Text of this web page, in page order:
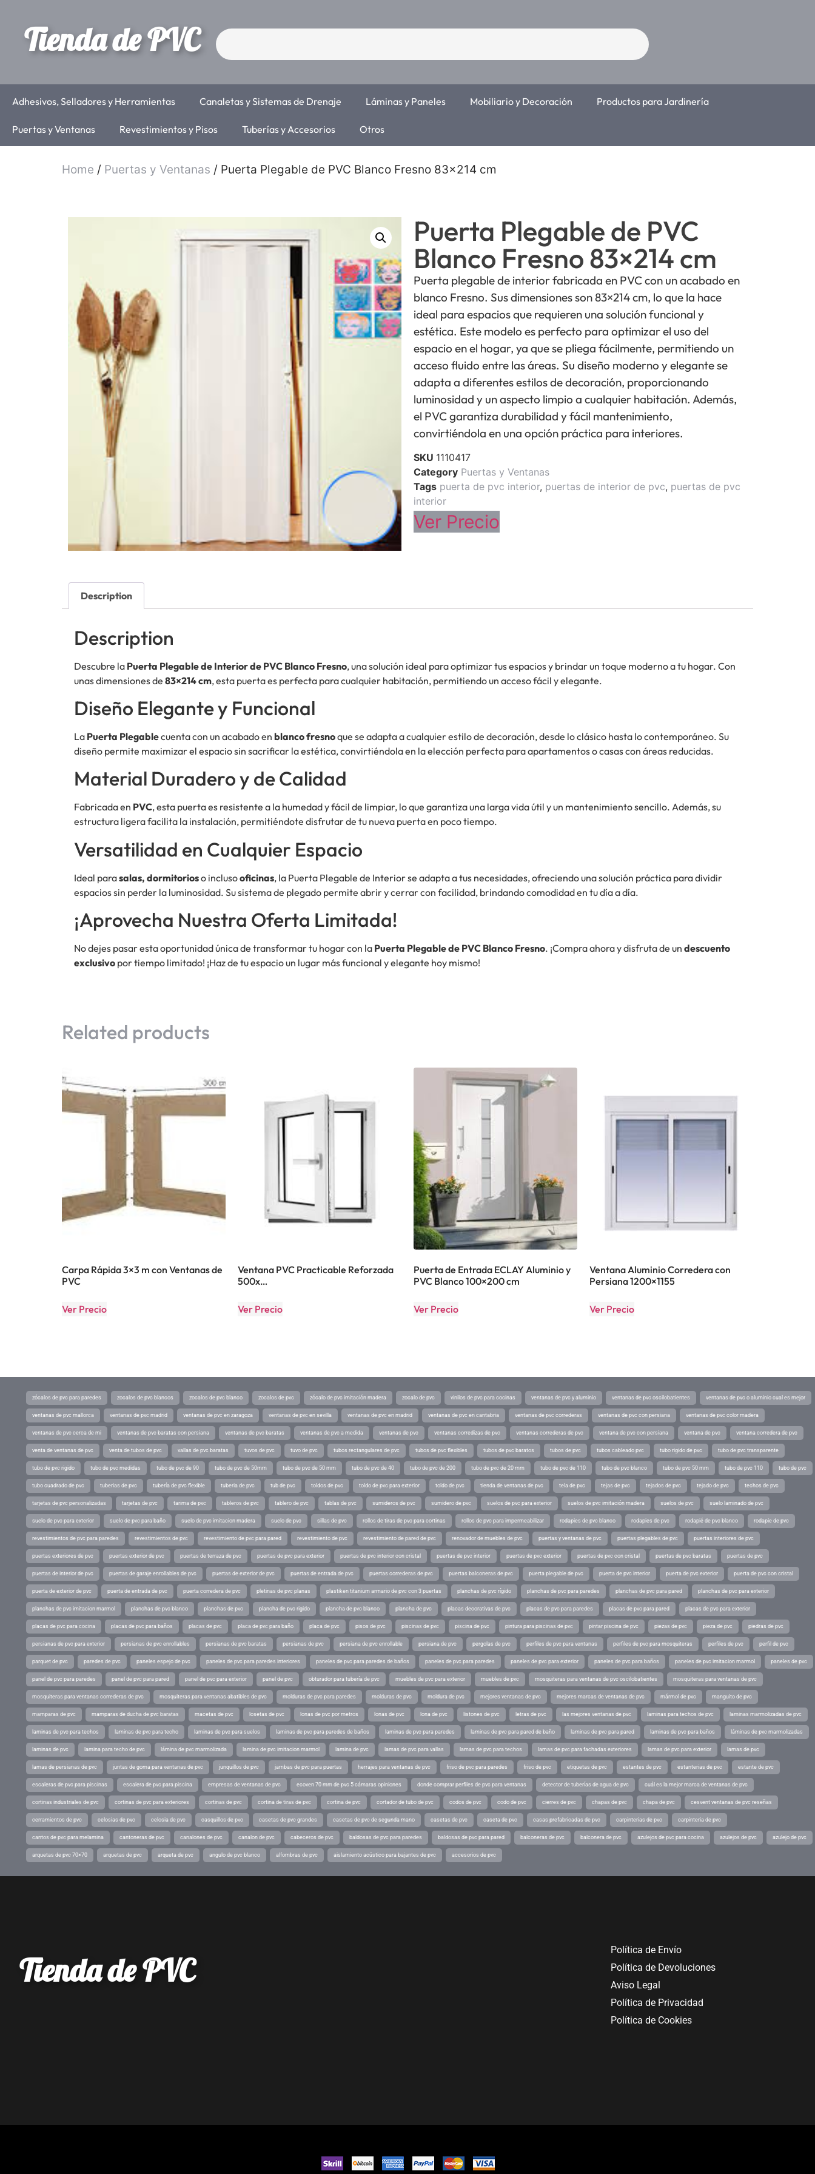
Tienda de PVC
Adhesivos, Selladores y Herramientas Canaletas y Sistemas de Drenaje Láminas y Paneles Mobiliario y Decoración Productos para Jardinería
Puertas y Ventanas Revestimientos y Pisos Tuberías y Accesorios Otros
Home / Puertas y Ventanas / Puerta Plegable de PVC Blanco Fresno 83×214 cm
Puerta Plegable de PVC
Blanco Fresno 83×214 cm
Puerta plegable de interior fabricada en PVC con un acabado en
blanco Fresno. Sus dimensiones son 83×214 cm, lo que la hace
ideal para espacios que requieren una solución funcional y
estética. Este modelo es perfecto para optimizar el uso del
espacio en el hogar, ya que se pliega fácilmente, permitiendo un
acceso fluido entre las áreas. Su diseño moderno y elegante se
adapta a diferentes estilos de decoración, proporcionando
luminosidad y un aspecto limpio a cualquier habitación. Además,
el PVC garantiza durabilidad y fácil mantenimiento,
convirtiéndola en una opción práctica para interiores.
SKU 1110417
Category Puertas y Ventanas
Tags puerta de pvc interior, puertas de interior de pvc, puertas de pvc
interior
Ver Precio
Description
Description
Descubre la Puerta Plegable de Interior de PVC Blanco Fresno, una solución ideal para optimizar tus espacios y brindar un toque moderno a tu hogar. Con
unas dimensiones de 83×214 cm, esta puerta es perfecta para cualquier habitación, permitiendo un acceso fácil y elegante.
Diseño Elegante y Funcional
La Puerta Plegablecuenta con un acabado en blanco fresnoque se adapta a cualquier estilo de decoración, desde lo clásico hasta lo contemporáneo. Su
diseño permite maximizar el espacio sin sacrificar la estética, convirtiéndola en la elección perfecta para apartamentos o casas con áreas reducidas.
Material Duradero y de Calidad
Fabricada en PVC, esta puerta es resistente a la humedad y fácil de limpiar, lo que garantiza una larga vida útil y un mantenimiento sencillo. Además, su
estructura ligera facilita la instalación, permitiéndote disfrutar de tu nueva puerta en poco tiempo.
Versatilidad en Cualquier Espacio
Ideal parasalas, dormitorioso inclusooficinas, la Puerta Plegable de Interior se adapta a tus necesidades, ofreciendo una solución práctica para dividir
espacios sin perder la luminosidad. Su sistema de plegado permite abrir y cerrar con facilidad, brindando comodidad en tu día a día.
¡Aprovecha Nuestra Oferta Limitada!
No dejes pasar esta oportunidad única de transformar tu hogar con la Puerta Plegable de PVC Blanco Fresno. ¡Compra ahora y disfruta de un descuento
exclusivo por tiempo limitado! ¡Haz de tu espacio un lugar más funcional y elegante hoy mismo!
Related products
Carpa Rápida 3×3 m con Ventanas de
PVC
Ver Precio
Ventana PVC Practicable Reforzada
500x…
Ver Precio
Puerta de Entrada ECLAY Aluminio y
PVC Blanco 100×200 cm
Ver Precio
Ventana Aluminio Corredera con
Persiana 1200×1155
Ver Precio
zócalos de pvc para paredes zocalos de pvc blancos zocalos de pvc blanco zocalos de pvc zócalo de pvc imitación madera zocalo de pvc vinilos de pvc para cocinas ventanas de pvc y aluminio ventanas de pvc oscilobatientes ventanas de pvc o aluminio cual es mejor
ventanas de pvc mallorca ventanas de pvc madrid ventanas de pvc en zaragoza ventanas de pvc en sevilla ventanas de pvc en madrid ventanas de pvc en cantabria ventanas de pvc correderas ventanas de pvc con persiana ventanas de pvc color madera
ventanas de pvc cerca de mi ventanas de pvc baratas con persiana ventanas de pvc baratas ventanas de pvc a medida ventanas de pvc ventanas corredizas de pvc ventanas correderas de pvc ventana de pvc con persiana ventana de pvc ventana corredera de pvc
venta de ventanas de pvc venta de tubos de pvc vallas de pvc baratas tuvos de pvc tuvo de pvc tubos rectangulares de pvc tubos de pvc flexibles tubos de pvc baratos tubos de pvc tubos cableado pvc tubo rigido de pvc tubo de pvc transparente
tubo de pvc rigido tubo de pvc medidas tubo de pvc de 90 tubo de pvc de 50mm tubo de pvc de 50 mm tubo de pvc de 40 tubo de pvc de 200 tubo de pvc de 20 mm tubo de pvc de 110 tubo de pvc blanco tubo de pvc 50 mm tubo de pvc 110 tubo de pvc
tubo cuadrado de pvc tuberias de pvc tubería de pvc flexible tuberia de pvc tub de pvc toldos de pvc toldo de pvc para exterior toldo de pvc tienda de ventanas de pvc tela de pvc tejas de pvc tejados de pvc tejado de pvc techos de pvc
tarjetas de pvc personalizadas tarjetas de pvc tarima de pvc tableros de pvc tablero de pvc tablas de pvc sumideros de pvc sumidero de pvc suelos de pvc para exterior suelos de pvc imitación madera suelos de pvc suelo laminado de pvc
suelo de pvc para exterior suelo de pvc para baño suelo de pvc imitacion madera suelo de pvc sillas de pvc rollos de tiras de pvc para cortinas rollos de pvc para impermeabilizar rodapies de pvc blanco rodapies de pvc rodapié de pvc blanco rodapie de pvc
revestimientos de pvc para paredes revestimientos de pvc revestimiento de pvc para pared revestimiento de pvc revestimiento de pared de pvc renovador de muebles de pvc puertas y ventanas de pvc puertas plegables de pvc puertas interiores de pvc
puertas exteriores de pvc puertas exterior de pvc puertas de terraza de pvc puertas de pvc para exterior puertas de pvc interior con cristal puertas de pvc interior puertas de pvc exterior puertas de pvc con cristal puertas de pvc baratas puertas de pvc
puertas de interior de pvc puertas de garaje enrollables de pvc puertas de exterior de pvc puertas de entrada de pvc puertas correderas de pvc puertas balconeras de pvc puerta plegable de pvc puerta de pvc interior puerta de pvc exterior puerta de pvc con cristal
puerta de exterior de pvc puerta de entrada de pvc puerta corredera de pvc pletinas de pvc planas plastiken titanium armario de pvc con 3 puertas planchas de pvc rígido planchas de pvc para paredes planchas de pvc para pared planchas de pvc para exterior
planchas de pvc imitacion marmol planchas de pvc blanco planchas de pvc plancha de pvc rigido plancha de pvc blanco plancha de pvc placas decorativas de pvc placas de pvc para paredes placas de pvc para pared placas de pvc para exterior
placas de pvc para cocina placas de pvc para baños placas de pvc placa de pvc para baño placa de pvc pisos de pvc piscinas de pvc piscina de pvc pintura para piscinas de pvc pintar piscina de pvc piezas de pvc pieza de pvc piedras de pvc
persianas de pvc para exterior persianas de pvc enrollables persianas de pvc baratas persianas de pvc persiana de pvc enrollable persiana de pvc pergolas de pvc perfiles de pvc para ventanas perfiles de pvc para mosquiteras perfiles de pvc perfil de pvc
parquet de pvc paredes de pvc paneles espejo de pvc paneles de pvc para paredes interiores paneles de pvc para paredes de baños paneles de pvc para paredes paneles de pvc para exterior paneles de pvc para baños paneles de pvc imitacion marmol paneles de pvc
panel de pvc para paredes panel de pvc para pared panel de pvc para exterior panel de pvc obturador para tubería de pvc muebles de pvc para exterior muebles de pvc mosquiteras para ventanas de pvc oscilobatientes mosquiteras para ventanas de pvc
mosquiteras para ventanas correderas de pvc mosquiteras para ventanas abatibles de pvc molduras de pvc para paredes molduras de pvc moldura de pvc mejores ventanas de pvc mejores marcas de ventanas de pvc mármol de pvc manguito de pvc
mamparas de pvc mamparas de ducha de pvc baratas macetas de pvc losetas de pvc lonas de pvc por metros lonas de pvc lona de pvc listones de pvc letras de pvc las mejores ventanas de pvc laminas para techos de pvc laminas marmolizadas de pvc
laminas de pvc para techos laminas de pvc para techo laminas de pvc para suelos laminas de pvc para paredes de baños laminas de pvc para paredes laminas de pvc para pared de baño laminas de pvc para pared laminas de pvc para baños láminas de pvc marmolizadas
laminas de pvc lamina para techo de pvc lámina de pvc marmolizada lamina de pvc imitacion marmol lamina de pvc lamas de pvc para vallas lamas de pvc para techos lamas de pvc para fachadas exteriores lamas de pvc para exterior lamas de pvc
lamas de persianas de pvc juntas de goma para ventanas de pvc junquillos de pvc jambas de pvc para puertas herrajes para ventanas de pvc friso de pvc para paredes friso de pvc etiquetas de pvc estantes de pvc estanterias de pvc estante de pvc
escaleras de pvc para piscinas escalera de pvc para piscina empresas de ventanas de pvc ecoven 70 mm de pvc 5 cámaras opiniones donde comprar perfiles de pvc para ventanas detector de tuberías de agua de pvc cuál es la mejor marca de ventanas de pvc
cortinas industriales de pvc cortinas de pvc para exteriores cortinas de pvc cortina de tiras de pvc cortina de pvc cortador de tubo de pvc codos de pvc codo de pvc cierres de pvc chapas de pvc chapa de pvc cesvent ventanas de pvc reseñas
cerramientos de pvc celosias de pvc celosia de pvc casquillos de pvc casetas de pvc grandes casetas de pvc de segunda mano casetas de pvc caseta de pvc casas prefabricadas de pvc carpinterias de pvc carpinteria de pvc
cantos de pvc para melamina cantoneras de pvc canalones de pvc canalon de pvc cabeceros de pvc baldosas de pvc para paredes baldosas de pvc para pared balconeras de pvc balconera de pvc azulejos de pvc para cocina azulejos de pvc azulejo de pvc
arquetas de pvc 70×70 arquetas de pvc arqueta de pvc angulo de pvc blanco alfombras de pvc aislamiento acústico para bajantes de pvc accesorios de pvc
Tienda de PVC
Política de Envío
Política de Devoluciones
Aviso Legal
Política de Privacidad
Política de Cookies